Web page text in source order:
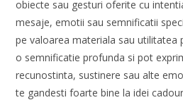
obiecte sau gesturi oferite cu
mesaje, emotii sau semnificatii
pe valoarea materiala sau utilitatea
o semnificatie profunda si pot
recunostinta, sustinere sau alte
te gandesti foarte bine la idei